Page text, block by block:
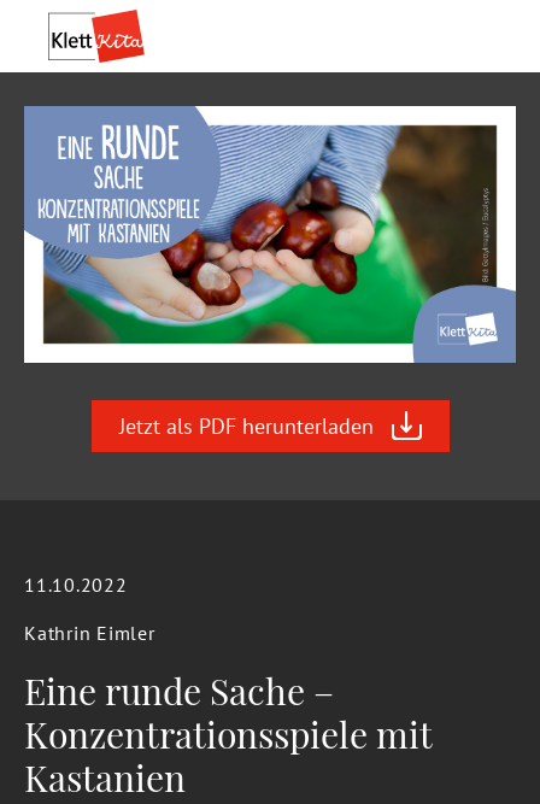
Praxis­material
Jetzt als PDF herunterladen
11.10.2022
Kathrin Eimler
Eine runde Sache –
Konzentrationsspiele mit
Kastanien